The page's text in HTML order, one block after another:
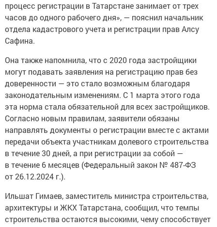
процесс регистрации в Татарстане занимает от трех
часов до одного рабочего дня», — пояснил начальник
отдела кадастрового учета и регистрации прав Алсу
Сафина.
Она также напомнила, что с 2020 года застройщики
могут подавать заявления на регистрацию прав без
доверенности — это стало возможным благодаря
законодательным изменениям. С 1 марта этого года
эта норма стала обязательной для всех застройщиков.
Согласно новым правилам, заявители обязаны
направлять документы о регистрации вместе с актами
передачи объекта участникам долевого строительства
в течение 30 дней, а при регистрации за собой —
в течение 6 месяцев (Федеральный закон № 487-ФЗ
от 26.12.2024 г.).
Ильшат Гимаев, заместитель министра строительства,
архитектуры и ЖКХ Татарстана, сообщил, что темпы
строительства остаются высокими, чему способствует